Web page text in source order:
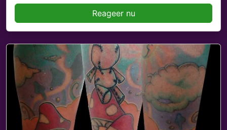
Reageer nu